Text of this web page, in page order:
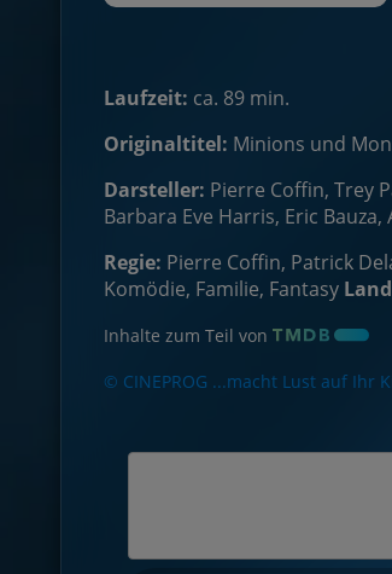
Laufzeit: ca. 89 min.
Originaltitel: Minions und
Darsteller: Pierre Coffin, Trey
Barbara Eve Harris, Eric
Regie: Pierre Coffin, Patrick
Komödie, Familie, Fantasy
Inhalte zum Teil von
© CINEPROG ...macht Lust auf Ihr